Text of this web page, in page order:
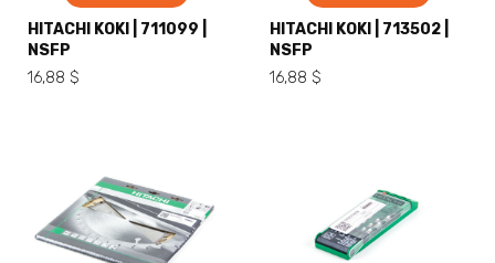
HITACHI KOKI | 711099 |
NSFP
16,88 $
HITACHI KOKI | 713502 |
NSFP
16,88 $